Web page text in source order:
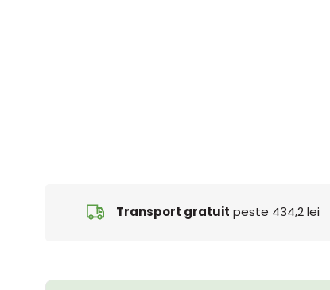
Transport gratuit peste 434,2 lei